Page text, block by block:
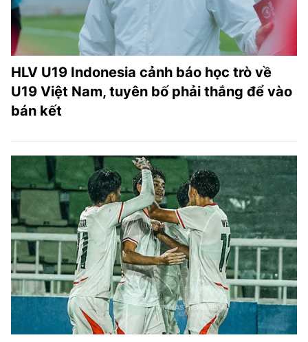
HLV U19 Indonesia cảnh báo học trò về
U19 Việt Nam, tuyên bố phải thắng để vào
bán kết